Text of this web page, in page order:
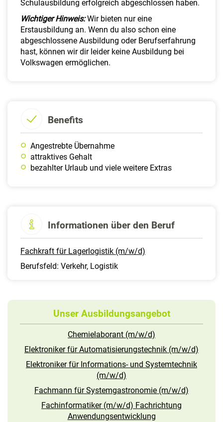
Schulausbildung erfolgreich abgeschlossen haben.
Wichtiger Hinweis:Wir bieten nur eine
Erstausbildung an. Wenn du also schon eine
abgeschlossene Ausbildung oder Berufserfahrung
hast, können wir dir leider keine Ausbildung bei
Volkswagen ermöglichen.
Benefits
Angestrebte Übernahme
attraktives Gehalt
bezahlter Urlaub und viele weitere Extras
Informationen über den Beruf
Fachkraft für Lagerlogistik (m/w/d)
Berufsfeld: Verkehr, Logistik
Unser Ausbildungsangebot
Chemielaborant (m/w/d)
Elektroniker für Automatisierungstechnik (m/w/d)
Elektroniker für Informations- und Systemtechnik
(m/w/d)
Fachmann für Systemgastronomie (m/w/d)
Fachinformatiker (m/w/d) Fachrichtung
Anwendungsentwicklung